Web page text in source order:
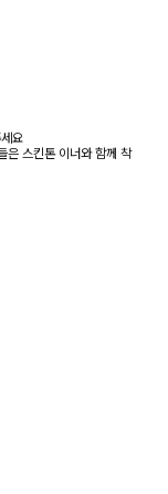
요
은 스킨톤 이너와 함께 착